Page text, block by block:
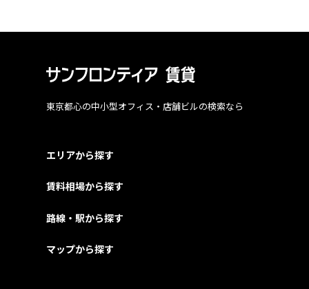
東京都心の中小型オフィス・店舗ビルの検索なら
エリアから探す
賃料相場から探す
路線・駅から探す
マップから探す